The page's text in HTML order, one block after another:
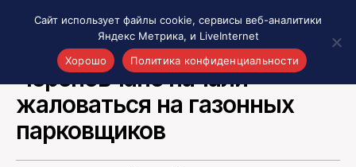
Акценты
Материалы о Рязани и области
Проекты 7 инфо
НОВОСТИ РОССИИ
Череповчане начали
жаловаться на газонных
парковщиков
Сайт использует файлы cookie, сервисы веб-аналитики
Яндекс Метрика, и LiveInternet
Хорошо
Политика конфиденциальности